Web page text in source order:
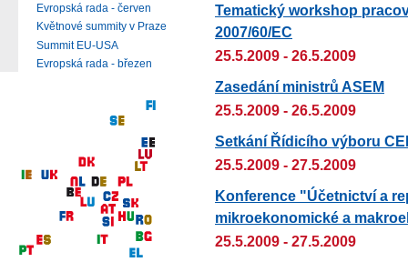
Tematický workshop
2007/60/EC
25.5.2009 - 26.5.2009
Zasedání ministrů ASEM
25.5.2009 - 26.5.2009
Setkání Řídicího výboru
25.5.2009 - 27.5.2009
Konference "Účetnictví a
mikroekonomické a
25.5.2009 - 27.5.2009
Evropská rada - červen
Květnové summity v Praze
Summit EU-USA
Evropská rada - březen